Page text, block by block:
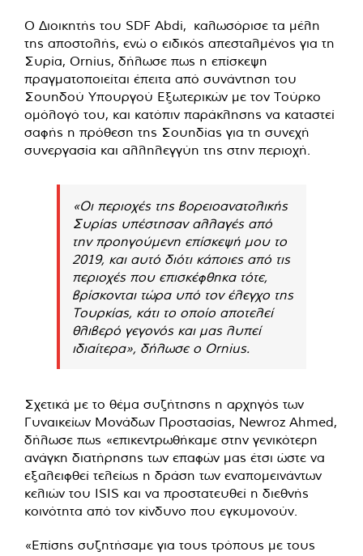
Ο Διοικητής του SDF Abdi, καλωσόρισε τα μέλη
της αποστολής, ενώ ο ειδικός απεσταλμένος για τη
Συρία, Ornius, δήλωσε πως η επίσκεψη
πραγματοποιείται έπειτα από συνάντηση του
Σουηδού Υπουργού Εξωτερικών με τον Τούρκο
ομόλογό του, και κατόπιν παράκλησης να καταστεί
σαφής η πρόθεση της Σουηδίας για τη συνεχή
συνεργασία και αλληλεγγύη της στην περιοχή.
«Οι περιοχές της βορειοανατολικής
Συρίας υπέστησαν αλλαγές από
την προηγούμενη επίσκεψή μου το
2019, και αυτό διότι κάποιες από τις
περιοχές που επισκέφθηκα τότε,
βρίσκονται τώρα υπό τον έλεγχο της
Τουρκίας, κάτι το οποίο αποτελεί
θλιβερό γεγονός και μας λυπεί
ιδιαίτερα», δήλωσε ο Ornius.
Σχετικά με το θέμα συζήτησης η αρχηγός των
Γυναικείων Μονάδων Προστασίας, Newroz Ahmed,
δήλωσε πως «επικεντρωθήκαμε στην γενικότερη
ανάγκη διατήρησης των επαφών μας έτσι ώστε να
εξαλειφθεί τελείως η δράση των εναπομεινάντων
κελιών του ISIS και να προστατευθεί η διεθνής
κοινότητα από τον κίνδυνο που εγκυμονούν.
«Επίσης συζητήσαμε για τους τρόπους με τους